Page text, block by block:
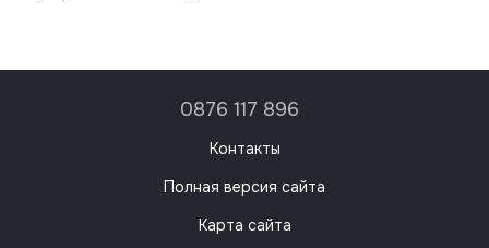
0876 117 896
Контакты
Полная версия сайта
Карта сайта